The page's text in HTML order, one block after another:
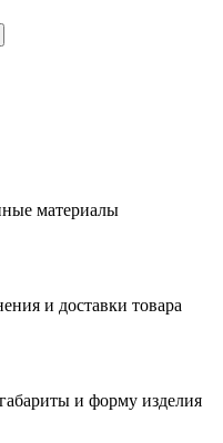
материалы
и доставки товара
и форму изделия